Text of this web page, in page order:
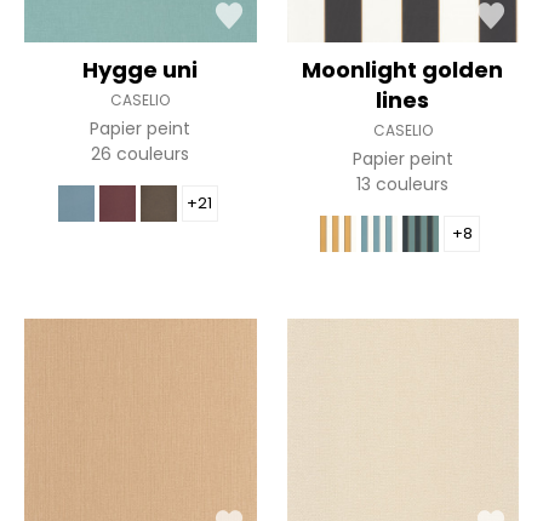
Hygge uni
CASELIO
Papier peint
26 couleurs
+21
Moonlight golden
lines
CASELIO
Papier peint
13 couleurs
+8